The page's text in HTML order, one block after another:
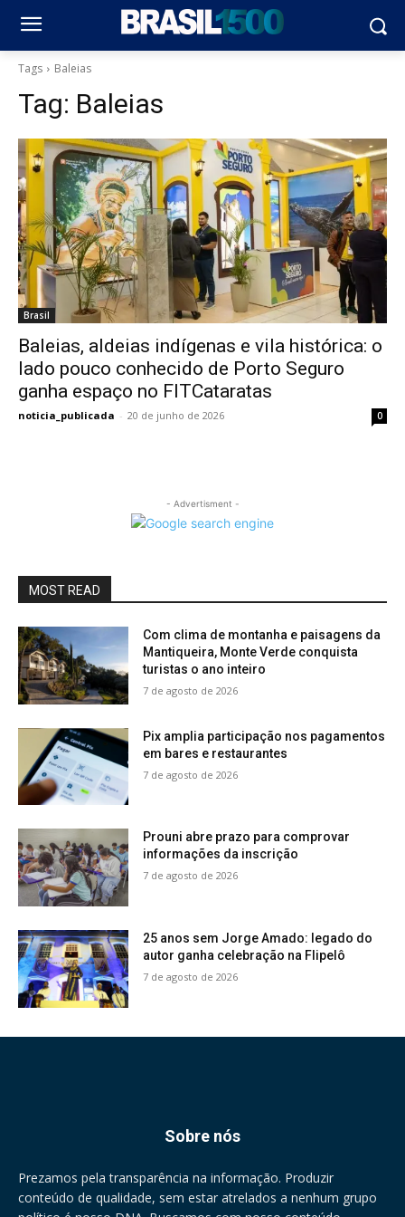
Tags Baleias
Tag: Baleias
Brasil
Baleias, aldeias indígenas e vila histórica: o
lado pouco conhecido de Porto Seguro
ganha espaço no FITCataratas
noticia_publicada - 20 de junho de 2026 0
- Advertisment -
MOST READ
Com clima de montanha e paisagens da
Mantiqueira, Monte Verde conquista
turistas o ano inteiro
7 de agosto de 2026
Pix amplia participação nos pagamentos
em bares e restaurantes
7 de agosto de 2026
Prouni abre prazo para comprovar
informações da inscrição
7 de agosto de 2026
25 anos sem Jorge Amado: legado do
autor ganha celebração na Flipelô
7 de agosto de 2026
Sobre nós
Prezamos pela transparência na informação. Produzir
conteúdo de qualidade, sem estar atrelados a nenhum grupo